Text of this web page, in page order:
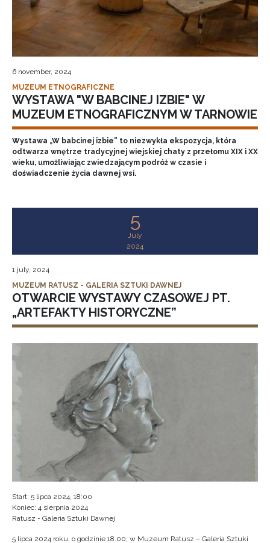
6 november, 2024
MUZEUM ETNOGRAFICZNE
WYSTAWA "W BABCINEJ IZBIE" W
MUZEUM ETNOGRAFICZNYM W TARNOWIE
Wystawa „W babcinej izbie” to niezwykła ekspozycja, która
odtwarza wnętrze tradycyjnej wiejskiej chaty z przełomu XIX i XX
wieku, umożliwiając zwiedzającym podróż w czasie i
doświadczenie życia dawnej wsi.
5
July
2024
1 july, 2024
MUZEUM RATUSZ - GALERIA SZTUKI DAWNEJ
OTWARCIE WYSTAWY CZASOWEJ PT.
„ARTEFAKTY HISTORYCZNE”
Start: 5 lipca 2024, 18:00
Koniec: 4 sierpnia 2024
Ratusz - Galeria Sztuki Dawnej
5 lipca 2024 roku, o godzinie 18.00, w Muzeum Ratusz – Galeria Sztuki